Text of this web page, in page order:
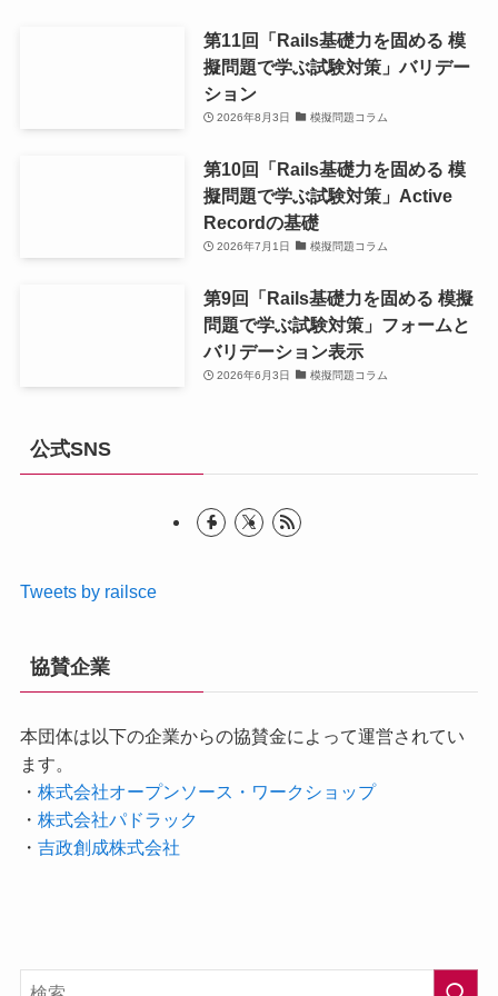
第11回「Rails基礎力を固める 模
擬問題で学ぶ試験対策」バリデー
ション
2026年8月3日 模擬問題コラム
第10回「Rails基礎力を固める 模
擬問題で学ぶ試験対策」Active
Recordの基礎
2026年7月1日 模擬問題コラム
第9回「Rails基礎力を固める 模擬
問題で学ぶ試験対策」フォームと
バリデーション表示
2026年6月3日 模擬問題コラム
公式SNS
Tweets by railsce
協賛企業
本団体は以下の企業からの協賛金によって運営されてい
ます。
・ 株式会社オープンソース・ワークショップ
・ 株式会社パドラック
・ 吉政創成株式会社